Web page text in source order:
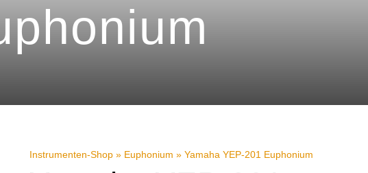
Instrumenten-Shop » Euphonium »Yamaha YEP-201 Euphonium